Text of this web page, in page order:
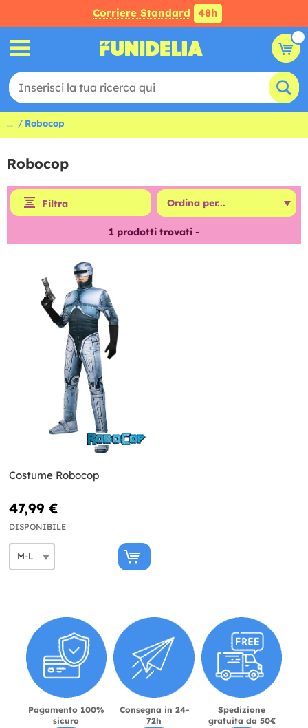
Corriere Standard 48h
... Robocop
Robocop
Filtra
1 prodotti trovati -
Costume Robocop
47,99 €
DISPONIBILE
Pagamento 100%
sicuro
Consegna in 24-
72h
Spedizione
gratuita da 50€